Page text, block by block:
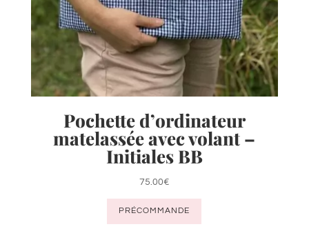
Pochette d’ordinateur
matelassée avec volant –
Initiales BB
75.00€
PRÉCOMMANDE